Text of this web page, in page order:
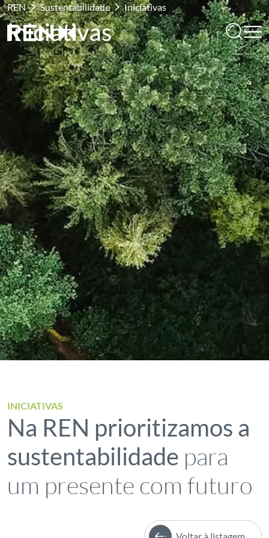
REN Sustentabilidade Iniciativas
Iniciativas
INICIATIVAS
Na REN prioritizamos a
sustentabilidade para
um presente com futuro